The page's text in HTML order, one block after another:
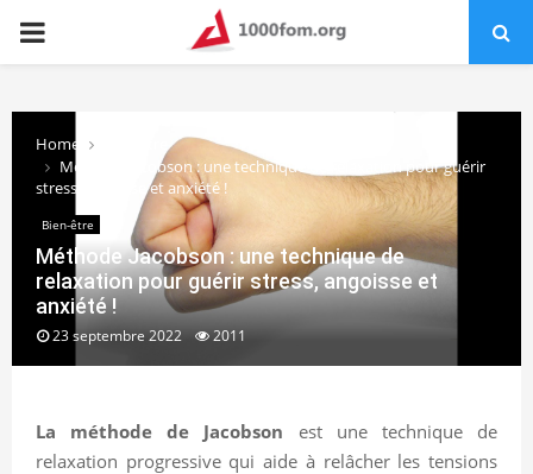
PRIMARY
Home
Méthode Jacobson : une technique de relaxation pour guérir
stress, angoisse et anxiété !
Bien-être
Méthode Jacobson : une technique de
relaxation pour guérir stress, angoisse et
anxiété !
23 septembre 2022 2011
La méthode de Jacobson est une technique de
relaxation progressive qui aide à relâcher les tensions